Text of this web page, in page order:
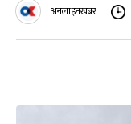
अनलाइनखबर